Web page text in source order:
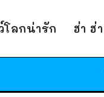
โลกน่ารัก ฮ่า ฮ่